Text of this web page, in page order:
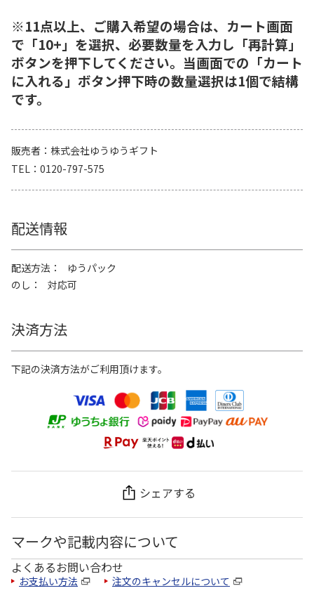
※11点以上、ご購入希望の場合は、カート画面
で「10+」を選択、必要数量を入力し「再計算」
ボタンを押下してください。当画面での「カート
に入れる」ボタン押下時の数量選択は1個で結構
です。
販売者
株式会社ゆうゆうギフト
TEL
0120-797-575
配送情報
配送方法
ゆうパック
のし
対応可
決済方法
下記の決済方法がご利用頂けます。
シェアする
マークや記載内容について
よくあるお問い合わせ
お支払い方法 注文のキャンセルについて